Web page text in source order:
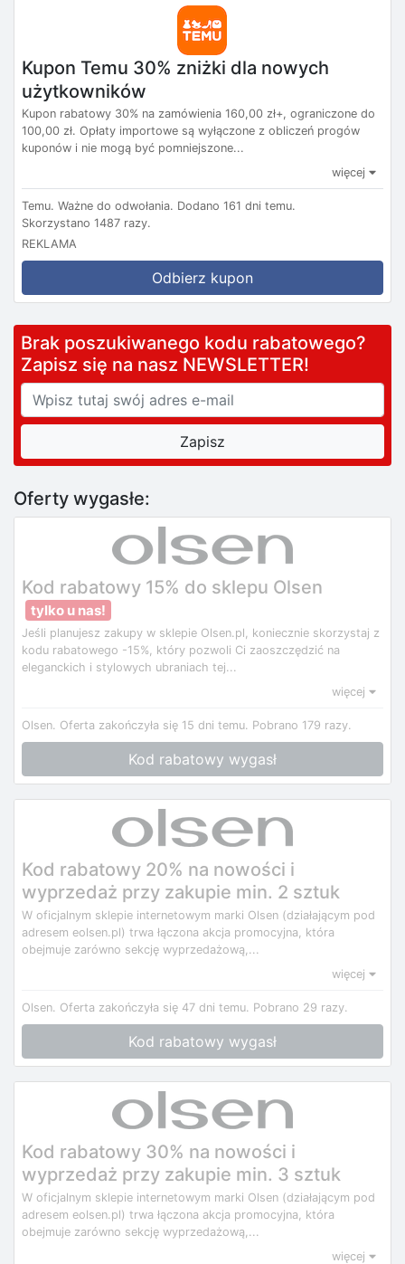
Kupon Temu 30% zniżki dla nowych
użytkowników
Kupon rabatowy 30% na zamówienia 160,00 zł+, ograniczone do
100,00 zł. Opłaty importowe są wyłączone z obliczeń progów
kuponów i nie mogą być pomniejszone...
więcej
Temu. Ważne do odwołania. Dodano 161 dni temu.
Skorzystano 1487 razy.
REKLAMA
Odbierz kupon
Brak poszukiwanego kodu rabatowego?
Zapisz się na nasz NEWSLETTER!
Oferty wygasłe:
Kod rabatowy 15% do sklepu Olsen
tylko u nas!
Jeśli planujesz zakupy w sklepie Olsen.pl, koniecznie skorzystaj z
kodu rabatowego -15%, który pozwoli Ci zaoszczędzić na
eleganckich i stylowych ubraniach tej...
więcej
Olsen. Oferta zakończyła się 15 dni temu. Pobrano 179 razy.
Kod rabatowy wygasł
Kod rabatowy 20% na nowości i
wyprzedaż przy zakupie min. 2 sztuk
W oficjalnym sklepie internetowym marki Olsen (działającym pod
adresem eolsen.pl) trwa łączona akcja promocyjna, która
obejmuje zarówno sekcję wyprzedażową,...
więcej
Olsen. Oferta zakończyła się 47 dni temu. Pobrano 29 razy.
Kod rabatowy wygasł
Kod rabatowy 30% na nowości i
wyprzedaż przy zakupie min. 3 sztuk
W oficjalnym sklepie internetowym marki Olsen (działającym pod
adresem eolsen.pl) trwa łączona akcja promocyjna, która
obejmuje zarówno sekcję wyprzedażową,...
więcej